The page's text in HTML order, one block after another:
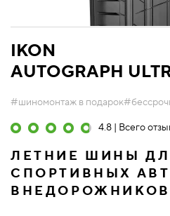
IKON
AUTOGRAPH
#шиномонтаж в подарок
4.8 | Всего
ЛЕТНИЕ ШИНЫ
СПОРТИВНЫХ
ВНЕДОРОЖНИКОВ